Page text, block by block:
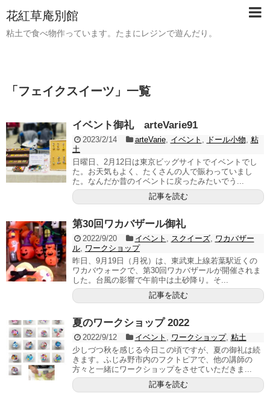
花紅草庵別館
粘土で食べ物作っています。たまにレジンで遊んだり。
「 フェイクスイーツ 」 一覧
イベント御礼 arteVarie91
2023/2/14 arteVarie, イベント ドール小物 粘
土
日曜日、2月12日は東京ビッグサイトでイベントでし
た。お天気もよく、たくさんの人で賑わっていまし
た。なんだか昔のイベントに戻ったみたいでう...
記事を読む
第30回ワカバザール御礼
2022/9/20 イベント スクイーズ, ワカバザー
ル ワークショップ
昨日、9月19日（月祝）は、東武東上線若葉駅近くの
ワカバウォークで、第30回ワカバザールが開催されま
した。台風の影響で午前中は土砂降り。そ...
記事を読む
夏のワークショップ 2022
2022/9/12 イベント ワークショップ, 粘土
少しづつ秋を感じる今日この頃ですが、夏の御礼は続
きます。ふじみ野市内のフクトピアで、他の講師の
方々と一緒にワークショップをさせていただきま...
記事を読む